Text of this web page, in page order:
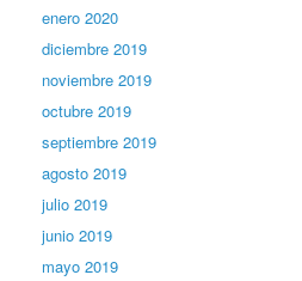
enero 2020
diciembre 2019
noviembre 2019
octubre 2019
septiembre 2019
agosto 2019
julio 2019
junio 2019
mayo 2019